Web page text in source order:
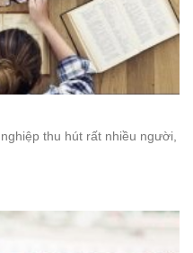
thu hút rất nhiều người,